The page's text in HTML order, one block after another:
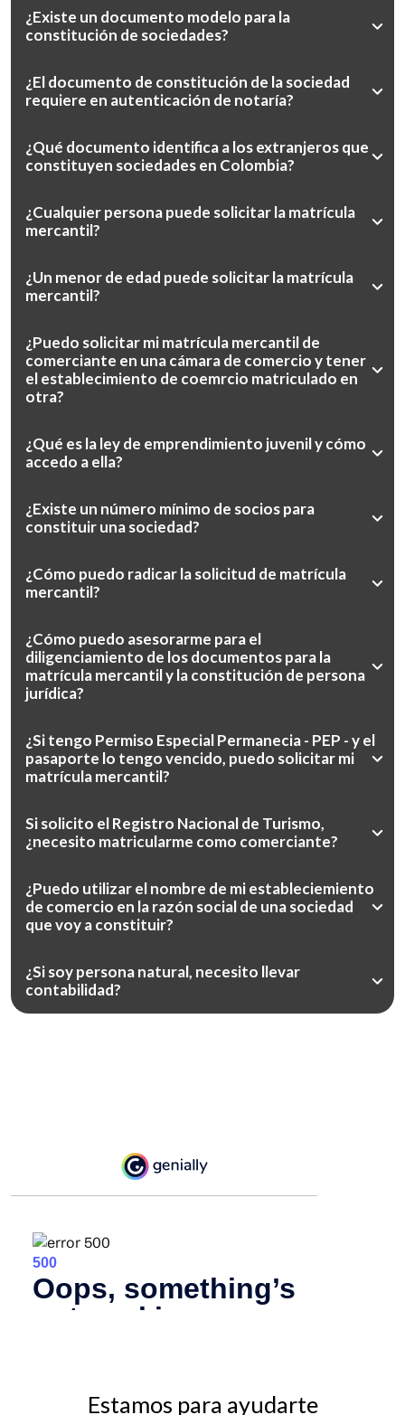
¿Existe un documento modelo para la
constitución de sociedades?
¿El documento de constitución de la sociedad
requiere en autenticación de notaría?
¿Qué documento identifica a los extranjeros que
constituyen sociedades en Colombia?
¿Cualquier persona puede solicitar la matrícula
mercantil?
¿Un menor de edad puede solicitar la matrícula
mercantil?
¿Puedo solicitar mi matrícula mercantil de
comerciante en una cámara de comercio y tener
el establecimiento de coemrcio matriculado en
otra?
¿Qué es la ley de emprendimiento juvenil y cómo
accedo a ella?
¿Existe un número mínimo de socios para
constituir una sociedad?
¿Cómo puedo radicar la solicitud de matrícula
mercantil?
¿Cómo puedo asesorarme para el
diligenciamiento de los documentos para la
matrícula mercantil y la constitución de persona
jurídica?
¿Si tengo Permiso Especial Permanecia - PEP - y el
pasaporte lo tengo vencido, puedo solicitar mi
matrícula mercantil?
Si solicito el Registro Nacional de Turismo,
¿necesito matricularme como comerciante?
¿Puedo utilizar el nombre de mi estableciemiento
de comercio en la razón social de una sociedad
que voy a constituir?
¿Si soy persona natural, necesito llevar
contabilidad?
Estamos para ayudarte